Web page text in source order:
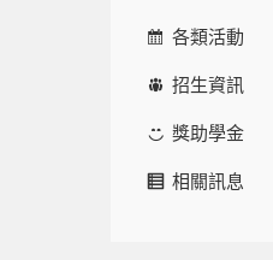
各類活動
招生資訊
獎助學金
相關訊息